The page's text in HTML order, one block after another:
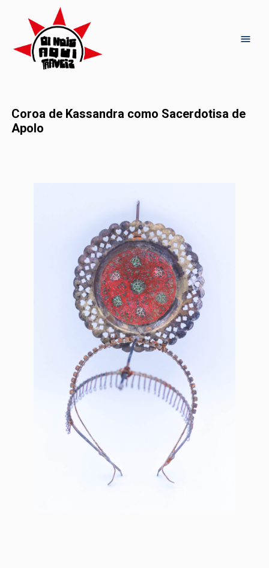
Coroa de Kassandra como Sacerdotisa de
Apolo